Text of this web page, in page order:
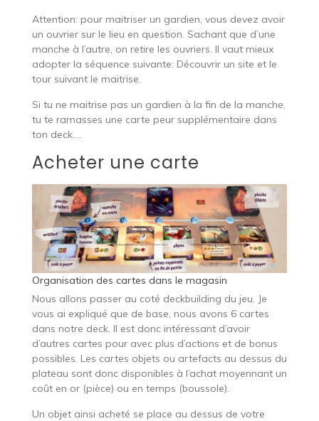
Attention: pour maitriser un gardien, vous devez avoir
un ouvrier sur le lieu en question. Sachant que d’une
manche à l’autre, on retire les ouvriers. Il vaut mieux
adopter la séquence suivante: Découvrir un site et le
tour suivant le maitrise.
Si tu ne maitrise pas un gardien à la fin de la manche,
tu te ramasses une carte peur supplémentaire dans
ton deck….
Acheter une carte
Organisation des cartes dans le magasin
Nous allons passer au coté deckbuilding du jeu. Je
vous ai expliqué que de base, nous avons 6 cartes
dans notre deck. Il est donc intéressant d’avoir
d’autres cartes pour avec plus d’actions et de bonus
possibles. Les cartes objets ou artefacts au dessus du
plateau sont donc disponibles à l’achat moyennant un
coût en or (pièce) ou en temps (boussole).
Un objet ainsi acheté se place au dessus de votre